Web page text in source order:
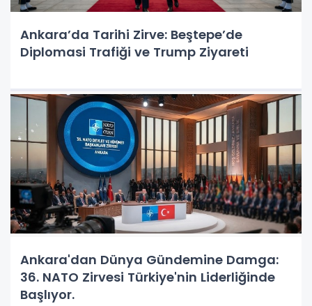
Ankara’da Tarihi Zirve: Beştepe’de
Diplomasi Trafiği ve Trump Ziyareti
Ankara'dan Dünya Gündemine Damga:
36. NATO Zirvesi Türkiye'nin Liderliğinde
Başlıyor.